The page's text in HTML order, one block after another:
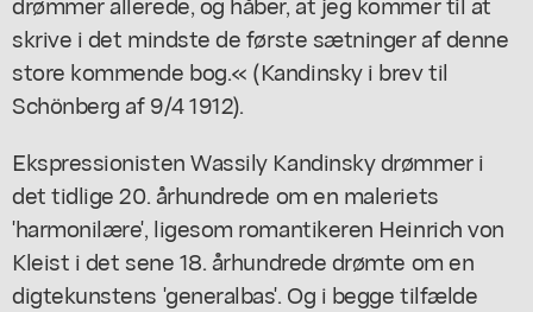
skrive i det mindste de første sætninger af denne
store kommende bog.« (Kandinsky i brev til
Schönberg af 9/4 1912).
Ekspressionisten Wassily Kandinsky drømmer i
det tidlige 20. århundrede om en maleriets
'harmonilære', ligesom romantikeren Heinrich von
Kleist i det sene 18. århundrede drømte om en
digtekunstens 'generalbas'. Og i begge tilfælde